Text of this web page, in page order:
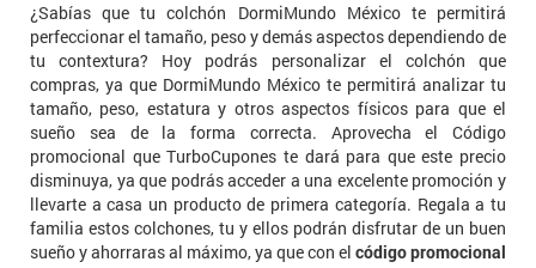
¿Sabías que tu colchón DormiMundo México te permitirá
perfeccionar el tamaño, peso y demás aspectos dependiendo de
tu contextura? Hoy podrás personalizar el colchón que
compras, ya que DormiMundo México te permitirá analizar tu
tamaño, peso, estatura y otros aspectos físicos para que el
sueño sea de la forma correcta. Aprovecha el Código
promocional que TurboCupones te dará para que este precio
disminuya, ya que podrás acceder a una excelente promoción y
llevarte a casa un producto de primera categoría. Regala a tu
familia estos colchones, tu y ellos podrán disfrutar de un buen
sueño y ahorraras al máximo, ya que con el código promocional